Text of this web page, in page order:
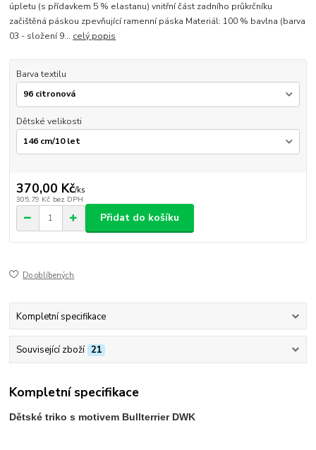
úpletu (s přídavkem 5 % elastanu) vnitřní část zadního průkrčníku
začištěná páskou zpevňující ramenní páska Materiál: 100 % bavlna (barva
03 - složení 9... celý popis
Barva textilu
Dětské velikosti
370,00 Kč/ks
305,79 Kč bez DPH
Přidat do košíku
Do oblíbených
Kompletní specifikace
Související zboží 21
Kompletní specifikace
Dětské triko s motivem Bullterrier DWK